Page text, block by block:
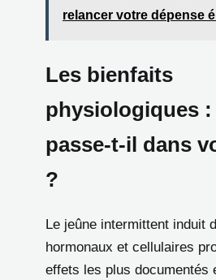
relancer votre dépense
Les bienfaits
physiologiques :
passe-t-il dans
?
Le jeûne intermittent induit
hormonaux et cellulaires
effets les plus documentés